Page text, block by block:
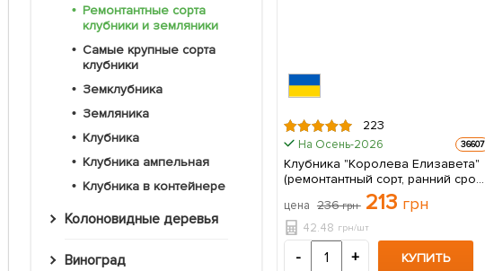
Ремонтантные сорта
клубники и земляники
Самые крупные сорта
клубники
Земклубника
Земляника
Клубника
Клубника ампельная
Клубника в контейнере
Колоновидные деревья
Виноград
223
На Осень-2026 36607
Клубника "Королева Елизавета"
(ремонтантный сорт, ранний срок
созревания) 5 шт в упаковке
цена 236грн 213 грн
42.48 грн/шт
- + КУПИТЬ